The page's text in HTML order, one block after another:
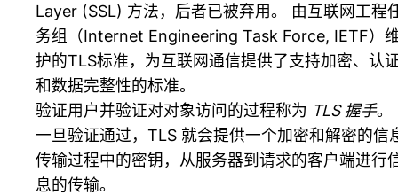
Layer (SSL) 方法，后者已被弃用。 由互联网工程
务组（Internet Engineering Task Force, IETF）
护的TLS标准，为互联网通信提供了支持加密、认
和数据完整性的标准。
验证用户并验证对对象访问的过程称为 TLS 握手。
一旦验证通过，TLS 就会提供一个加密和解密的信
传输过程中的密钥，从服务器到请求的客户端进行
息的传输。